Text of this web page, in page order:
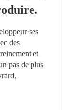
des
et
pas de plus